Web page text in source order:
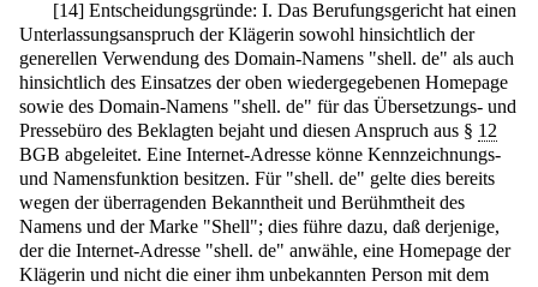
[14] Entscheidungsgründe: I. Das Berufungsgericht hat einen
Unterlassungsanspruch der Klägerin sowohl hinsichtlich der
generellen Verwendung des Domain-Namens "shell. de" als auch
hinsichtlich des Einsatzes der oben wiedergegebenen Homepage
sowie des Domain-Namens "shell. de" für das Übersetzungs- und
Pressebüro des Beklagten bejaht und diesen Anspruch aus § 12
BGB abgeleitet. Eine Internet-Adresse könne Kennzeichnungs-
und Namensfunktion besitzen. Für "shell. de" gelte dies bereits
wegen der überragenden Bekanntheit und Berühmtheit des
Namens und der Marke "Shell"; dies führe dazu, daß derjenige,
der die Internet-Adresse "shell. de" anwähle, eine Homepage der
Klägerin und nicht die einer ihm unbekannten Person mit dem